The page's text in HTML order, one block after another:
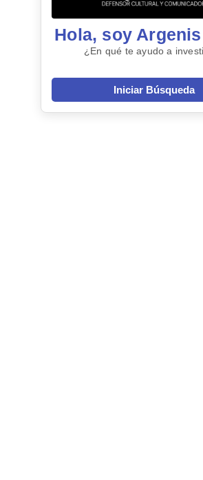
Hola, soy
¿En qué te ayudo a
Iniciar Búsqueda